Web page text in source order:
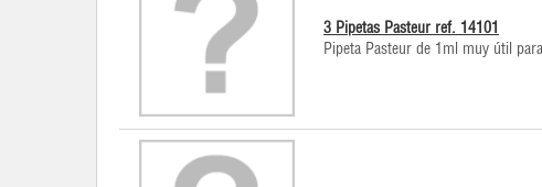
3 Pipetas Pasteur ref. 14101
Pipeta Pasteur de 1ml muy útil